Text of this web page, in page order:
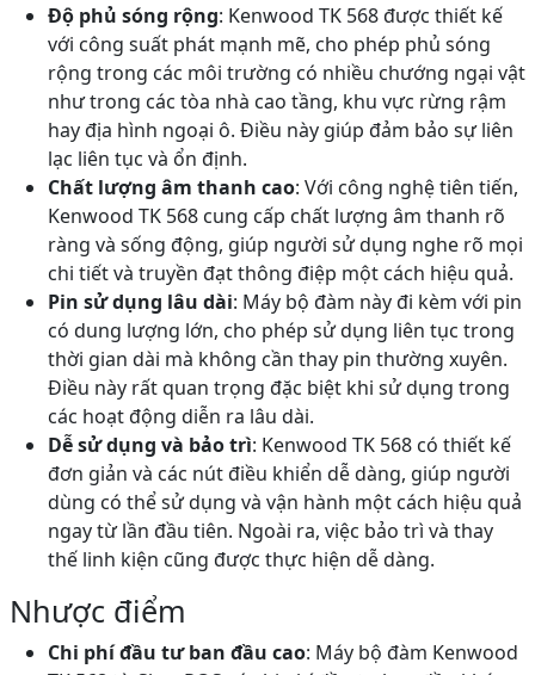
Độ phủ sóng rộng: Kenwood TK 568 được thiết kế
với công suất phát mạnh mẽ, cho phép phủ sóng
rộng trong các môi trường có nhiều chướng ngại vật
như trong các tòa nhà cao tầng, khu vực rừng rậm
hay địa hình ngoại ô. Điều này giúp đảm bảo sự liên
lạc liên tục và ổn định.
Chất lượng âm thanh cao: Với công nghệ tiên tiến,
Kenwood TK 568 cung cấp chất lượng âm thanh rõ
ràng và sống động, giúp người sử dụng nghe rõ mọi
chi tiết và truyền đạt thông điệp một cách hiệu quả.
Pin sử dụng lâu dài: Máy bộ đàm này đi kèm với pin
có dung lượng lớn, cho phép sử dụng liên tục trong
thời gian dài mà không cần thay pin thường xuyên.
Điều này rất quan trọng đặc biệt khi sử dụng trong
các hoạt động diễn ra lâu dài.
Dễ sử dụng và bảo trì: Kenwood TK 568 có thiết kế
đơn giản và các nút điều khiển dễ dàng, giúp người
dùng có thể sử dụng và vận hành một cách hiệu quả
ngay từ lần đầu tiên. Ngoài ra, việc bảo trì và thay
thế linh kiện cũng được thực hiện dễ dàng.
Nhược điểm
Chi phí đầu tư ban đầu cao: Máy bộ đàm Kenwood